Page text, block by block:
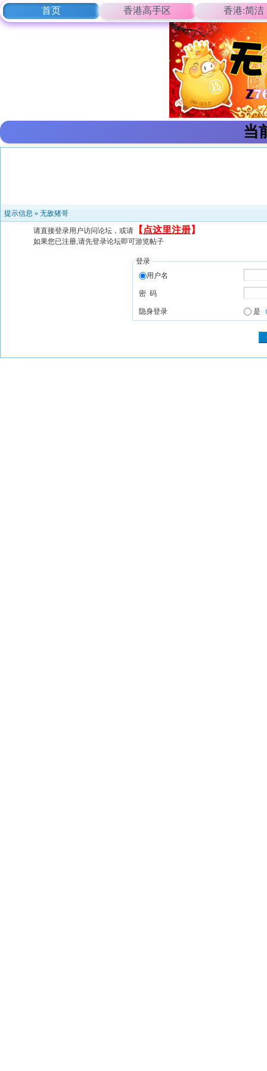
首页 香港高手区 香港:简洁
当
提示信息 » 无敌猪哥
请直接登录用户访问论坛，或请 【 点这里注册】
如果您已注册,请先登录论坛即可游览帖子
登录
用户名
密 码
隐身登录 是